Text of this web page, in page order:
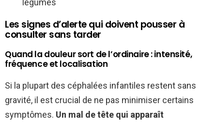
légumes
Les signes d’alerte qui doivent pousser à
consulter sans tarder
Quand la douleur sort de l’ordinaire : intensité,
fréquence et localisation
Si la plupart des céphalées infantiles restent sans
gravité, il est crucial de ne pas minimiser certains
symptômes. Un mal de tête qui apparaît